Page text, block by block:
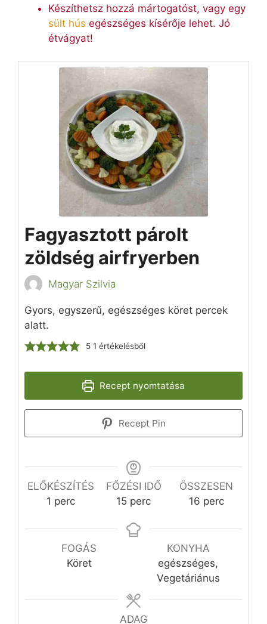
Készíthetsz hozzá mártogatóst, vagy egy
sült hús egészséges kísérője lehet. Jó
étvágyat!
Fagyasztott párolt
zöldség airfryerben
Magyar Szilvia
Gyors, egyszerű, egészséges köret percek
alatt.
5 1 értékelésből
Recept nyomtatása
Recept Pin
ELŐKÉSZÍTÉS
1 perc
perc
FŐZÉSI IDŐ
15perc
perc
ÖSSZESEN
16perc
perc
FOGÁS
Köret
KONYHA
egészséges,
Vegetáriánus
ADAG